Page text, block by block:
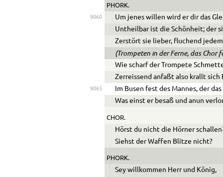
PHORK.
9060
Um jenes willen wird er dir das
Untheilbar ist die Schönheit; der
Zerstört sie lieber, fluchend
(Trompeten in der Ferne, das Chor
Wie scharf der Trompete
Zerreissend anfaßt also krallt sich
9065
Im Busen fest des Mannes, der
Was einst er besaß und anun
CHOR.
Hörst du nicht die Hörner
Siehst der Waffen Blitze nicht?
PHORK.
Sey willkommen Herr und König,